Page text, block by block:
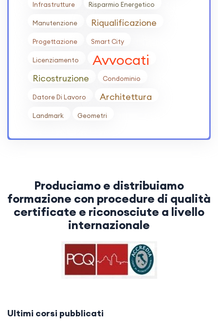
Infrastrutture Risparmio Energetico
Manutenzione Riqualificazione
Progettazione Smart City
Licenziamento Avvocati
Ricostruzione Condominio
Datore Di Lavoro Architettura
Landmark Geometri
Produciamo e distribuiamo
formazione con procedure di qualità
certificate e riconosciute a livello
internazionale
Ultimi corsi pubblicati